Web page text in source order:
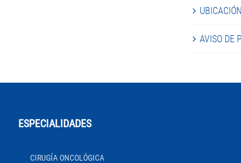
UBICACIÓN
AVISO DE
ESPECIALIDADES
CIRUGÍA ONCOLÓGICA